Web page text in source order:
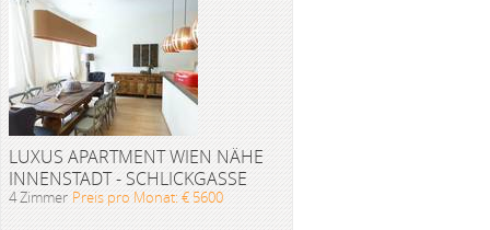
LUXUS APARTMENT WIEN NÄHE
INNENSTADT - SCHLICKGASSE
4 Zimmer Preis pro Monat: € 5600